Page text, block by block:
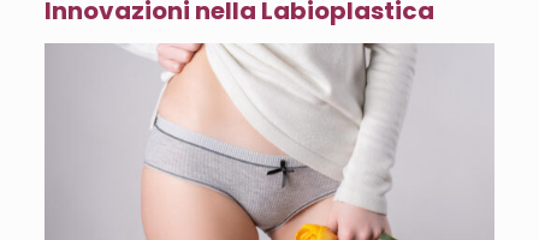
Innovazioni nella Labioplastica